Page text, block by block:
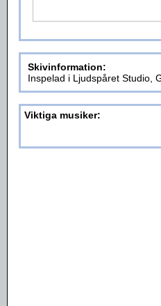
Skivinformation:
Inspelad i Ljudspåret Studio,
Viktiga musiker: